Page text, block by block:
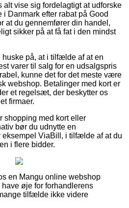
vise sig fordelagtigt at udforske
Danmark efter rabat på Good
at du gennemfører din handel,
sikker på at få fat i den mindst
huske på, at i tilfælde af at en
varer til salg for en udsalgspris
kunne det for det meste være
webshop. Betalinger med kort er
et regelsæt, der beskytter os
firmaer.
shopping med kort eller
bør du udnytte en
eksempel ViaBill, i tilfælde af at du
i flere bidder.
en Mangu online webshop
øje for forhandlerens
tilfælde ikke videre